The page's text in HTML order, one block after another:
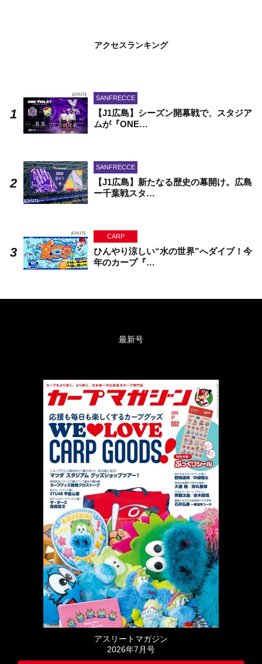
アクセスランキング
SANFRECCE
【J1広島】シーズン開幕戦で、スタジア
ムが『ONE…
SANFRECCE
【J1広島】新たなる歴史の幕開け。広島
ー千葉戦スタ…
CARP
ひんやり涼しい“水の世界”へダイブ！今
年のカープ『…
最新号
アスリートマガジン
2026年7月号